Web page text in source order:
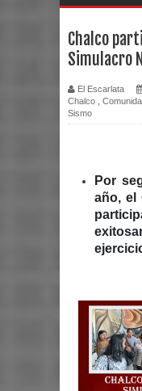
Chalco
Simulacro
El Escarlata
Chalco
Sismo
Por
año, el